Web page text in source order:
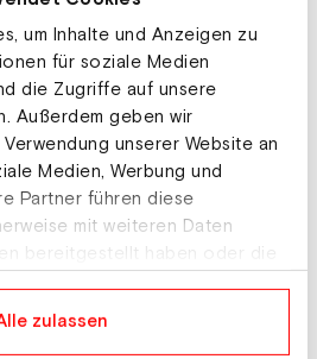
um Inhalte und Anzeigen zu
für soziale Medien
die Zugriffe auf unsere
Außerdem geben wir
unserer Website an
Medien, Werbung und
Partner führen diese
mit weiteren Daten
bereitgestellt haben oder die
zulassen